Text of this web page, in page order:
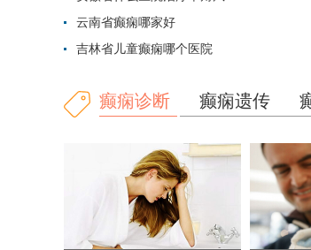
云南省癫痫哪家好
吉林省儿童癫痫哪个医院
癫痫诊断 癫痫遗传